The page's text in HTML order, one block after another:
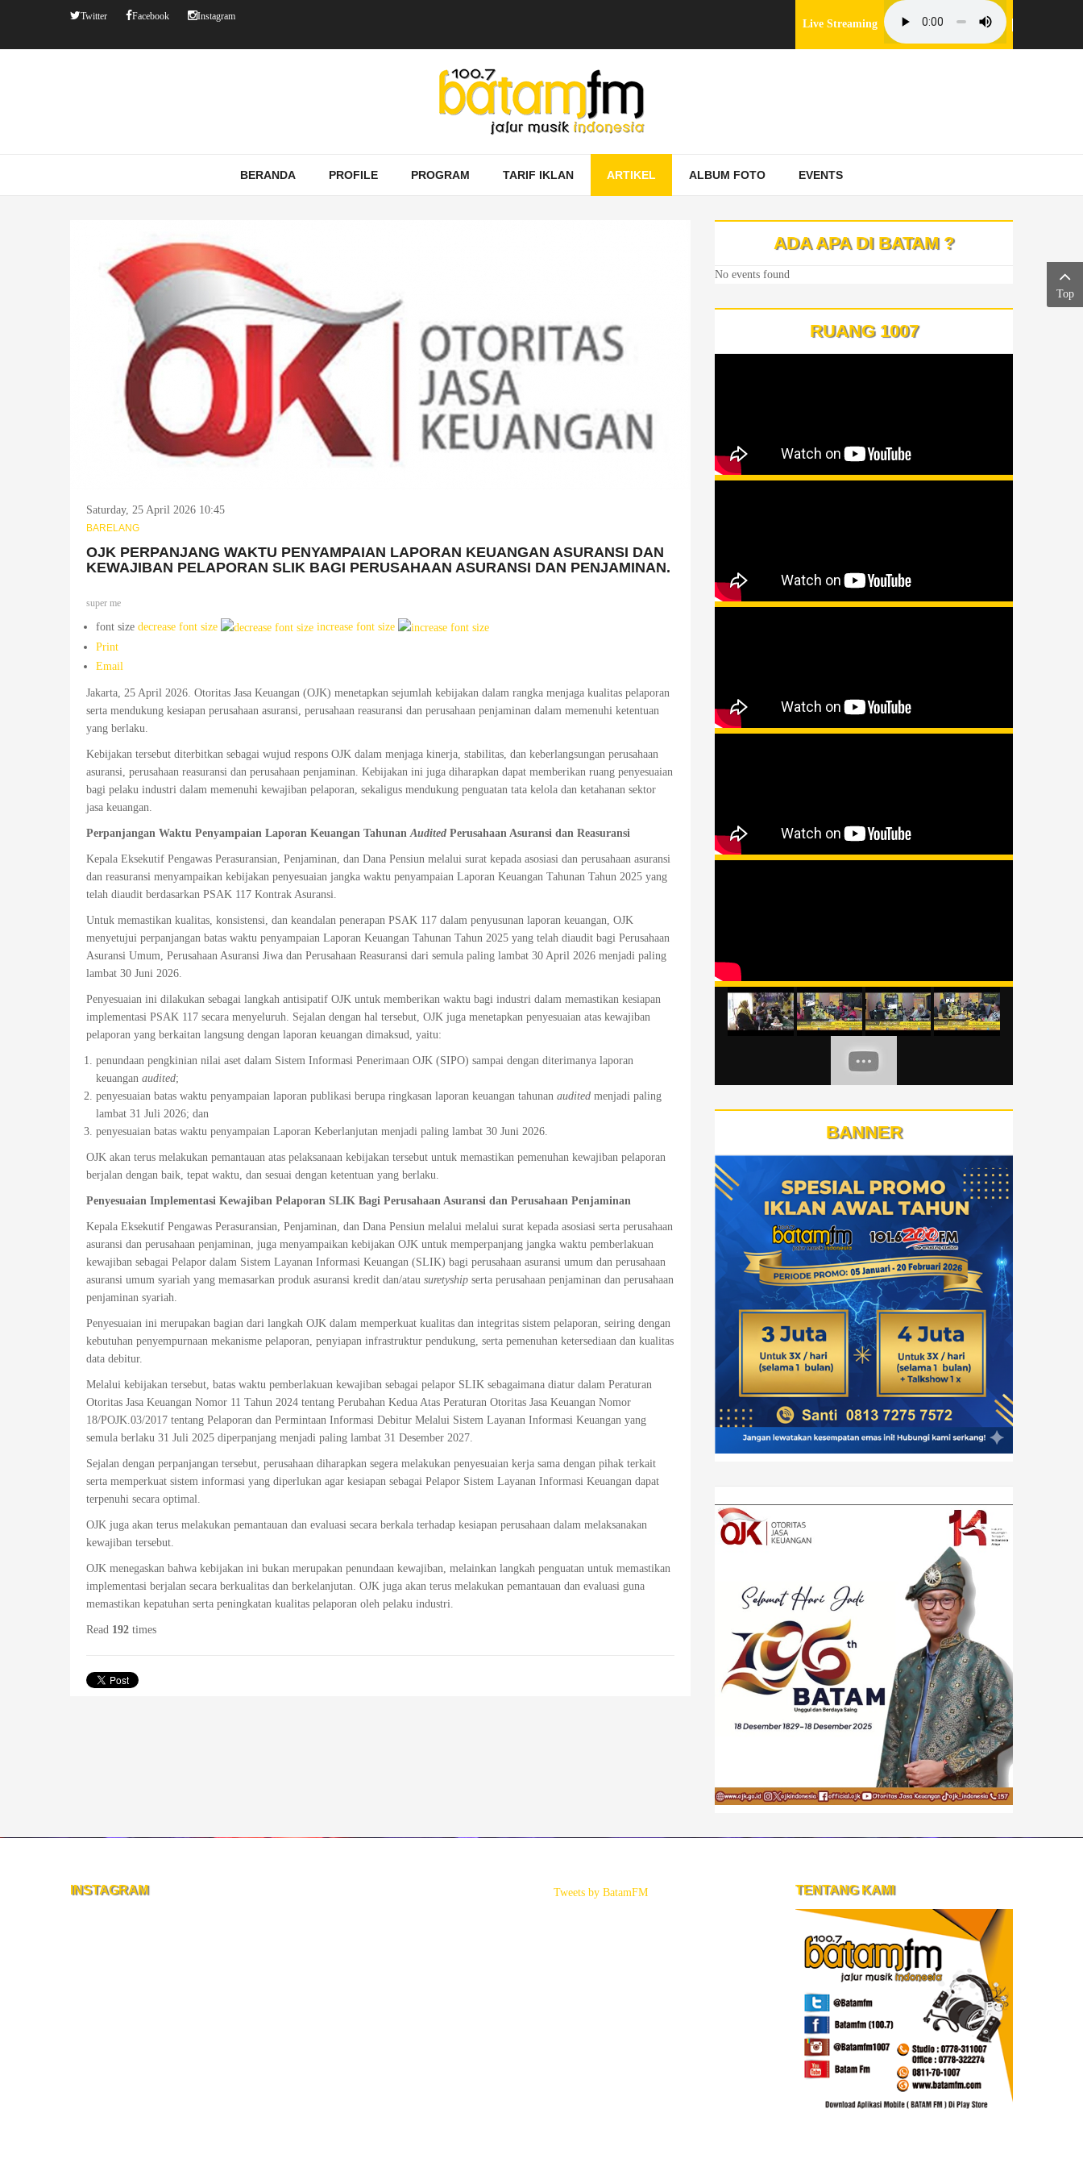
Twitter Facebook Instagram
Live Streaming
BERANDA PROFILE PROGRAM TARIF IKLAN ARTIKEL ALBUM FOTO EVENTS
Saturday, 25 April 2026 10:45
BARELANG
OJK PERPANJANG WAKTU PENYAMPAIAN LAPORAN KEUANGAN ASURANSI DAN
KEWAJIBAN PELAPORAN SLIK BAGI PERUSAHAAN ASURANSI DAN PENJAMINAN.
super me
font size decrease font size
increase font size
Print
Email
Jakarta, 25 April 2026. Otoritas Jasa Keuangan (OJK) menetapkan sejumlah kebijakan dalam rangka menjaga kualitas pelaporan
serta mendukung kesiapan perusahaan asuransi, perusahaan reasuransi dan perusahaan penjaminan dalam memenuhi ketentuan
yang berlaku.
Kebijakan tersebut diterbitkan sebagai wujud respons OJK dalam menjaga kinerja, stabilitas, dan keberlangsungan perusahaan
asuransi, perusahaan reasuransi dan perusahaan penjaminan. Kebijakan ini juga diharapkan dapat memberikan ruang penyesuaian
bagi pelaku industri dalam memenuhi kewajiban pelaporan, sekaligus mendukung penguatan tata kelola dan ketahanan sektor
jasa keuangan.
Perpanjangan Waktu Penyampaian Laporan Keuangan Tahunan Audited Perusahaan Asuransi dan Reasuransi
Kepala Eksekutif Pengawas Perasuransian, Penjaminan, dan Dana Pensiun melalui surat kepada asosiasi dan perusahaan asuransi
dan reasuransi menyampaikan kebijakan penyesuaian jangka waktu penyampaian Laporan Keuangan Tahunan Tahun 2025 yang
telah diaudit berdasarkan PSAK 117 Kontrak Asuransi.
Untuk memastikan kualitas, konsistensi, dan keandalan penerapan PSAK 117 dalam penyusunan laporan keuangan, OJK
menyetujui perpanjangan batas waktu penyampaian Laporan Keuangan Tahunan Tahun 2025 yang telah diaudit bagi Perusahaan
Asuransi Umum, Perusahaan Asuransi Jiwa dan Perusahaan Reasuransi dari semula paling lambat 30 April 2026 menjadi paling
lambat 30 Juni 2026.
Penyesuaian ini dilakukan sebagai langkah antisipatif OJK untuk memberikan waktu bagi industri dalam memastikan kesiapan
implementasi PSAK 117 secara menyeluruh. Sejalan dengan hal tersebut, OJK juga menetapkan penyesuaian atas kewajiban
pelaporan yang berkaitan langsung dengan laporan keuangan dimaksud, yaitu:
penundaan pengkinian nilai aset dalam Sistem Informasi Penerimaan OJK (SIPO) sampai dengan diterimanya laporan
keuangan audited;
penyesuaian batas waktu penyampaian laporan publikasi berupa ringkasan laporan keuangan tahunan audited menjadi paling
lambat 31 Juli 2026; dan
penyesuaian batas waktu penyampaian Laporan Keberlanjutan menjadi paling lambat 30 Juni 2026.
OJK akan terus melakukan pemantauan atas pelaksanaan kebijakan tersebut untuk memastikan pemenuhan kewajiban pelaporan
berjalan dengan baik, tepat waktu, dan sesuai dengan ketentuan yang berlaku.
Penyesuaian Implementasi Kewajiban Pelaporan SLIK Bagi Perusahaan Asuransi dan Perusahaan Penjaminan
Kepala Eksekutif Pengawas Perasuransian, Penjaminan, dan Dana Pensiun melalui melalui surat kepada asosiasi serta perusahaan
asuransi dan perusahaan penjaminan, juga menyampaikan kebijakan OJK untuk memperpanjang jangka waktu pemberlakuan
kewajiban sebagai Pelapor dalam Sistem Layanan Informasi Keuangan (SLIK) bagi perusahaan asuransi umum dan perusahaan
asuransi umum syariah yang memasarkan produk asuransi kredit dan/atau suretyship serta perusahaan penjaminan dan perusahaan
penjaminan syariah.
Penyesuaian ini merupakan bagian dari langkah OJK dalam memperkuat kualitas dan integritas sistem pelaporan, seiring dengan
kebutuhan penyempurnaan mekanisme pelaporan, penyiapan infrastruktur pendukung, serta pemenuhan ketersediaan dan kualitas
data debitur.
Melalui kebijakan tersebut, batas waktu pemberlakuan kewajiban sebagai pelapor SLIK sebagaimana diatur dalam Peraturan
Otoritas Jasa Keuangan Nomor 11 Tahun 2024 tentang Perubahan Kedua Atas Peraturan Otoritas Jasa Keuangan Nomor
18/POJK.03/2017 tentang Pelaporan dan Permintaan Informasi Debitur Melalui Sistem Layanan Informasi Keuangan yang
semula berlaku 31 Juli 2025 diperpanjang menjadi paling lambat 31 Desember 2027.
Sejalan dengan perpanjangan tersebut, perusahaan diharapkan segera melakukan penyesuaian kerja sama dengan pihak terkait
serta memperkuat sistem informasi yang diperlukan agar kesiapan sebagai Pelapor Sistem Layanan Informasi Keuangan dapat
terpenuhi secara optimal.
OJK juga akan terus melakukan pemantauan dan evaluasi secara berkala terhadap kesiapan perusahaan dalam melaksanakan
kewajiban tersebut.
OJK menegaskan bahwa kebijakan ini bukan merupakan penundaan kewajiban, melainkan langkah penguatan untuk memastikan
implementasi berjalan secara berkualitas dan berkelanjutan. OJK juga akan terus melakukan pemantauan dan evaluasi guna
memastikan kepatuhan serta peningkatan kualitas pelaporan oleh pelaku industri.
Read 192 times
ADA APA DI BATAM ?
No events found
RUANG 1007
BANNER
INSTAGRAM Tweets by BatamFM TENTANG KAMI
Top